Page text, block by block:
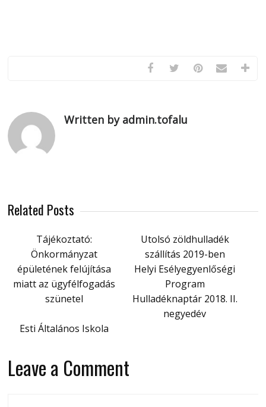
Written by admin.tofalu
Related Posts
Tájékoztató:
Önkormányzat
épületének felújítása
miatt az ügyfélfogadás
szünetel
Utolsó zöldhulladék
szállítás 2019-ben
Helyi Esélyegyenlőségi
Program
Hulladéknaptár 2018. II.
negyedév
Esti Általános Iskola
Leave a Comment